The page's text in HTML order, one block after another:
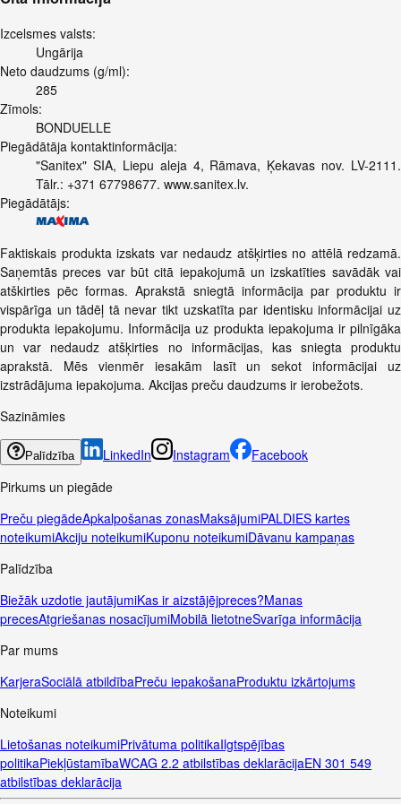
Izcelsmes valsts:
Ungārija
Neto daudzums (g/ml):
285
Zīmols:
BONDUELLE
Piegādātāja kontaktinformācija:
"Sanitex" SIA, Liepu aleja 4, Rāmava, Ķekavas nov. LV-2111.
Tālr.: +371 67798677. www.sanitex.lv.
Piegādātājs:
Faktiskais produkta izskats var nedaudz atšķirties no attēlā redzamā.
Saņemtās preces var būt citā iepakojumā un izskatīties savādāk vai
atškirties pēc formas. Aprakstā sniegtā informācija par produktu ir
vispārīga un tādēļ tā nevar tikt uzskatīta par identisku informācijai uz
produkta iepakojumu. Informācija uz produkta iepakojuma ir pilnīgāka
un var nedaudz atšķirties no informācijas, kas sniegta produktu
aprakstā. Mēs vienmēr iesakām lasīt un sekot informācijai uz
izstrādājuma iepakojuma. Akcijas preču daudzums ir ierobežots.
Sazināmies
Palīdzība LinkedIn Instagram
Facebook
Pirkums un piegāde
Preču piegādeApkalpošanas zonasMaksājumiPALDIES kartes
noteikumiAkciju noteikumiKuponu noteikumiDāvanu kampaņas
Palīdzība
Biežāk uzdotie jautājumiKas ir aizstājējpreces?Manas
precesAtgriešanas nosacījumiMobilā lietotneSvarīga informācija
Par mums
KarjeraSociālā atbildībaPreču iepakošanaProduktu izkārtojums
Noteikumi
Lietošanas noteikumiPrivātuma politikaIlgtspējības
politikaPiekļūstamībaWCAG 2.2 atbilstības deklarācijaEN 301 549
atbilstības deklarācija